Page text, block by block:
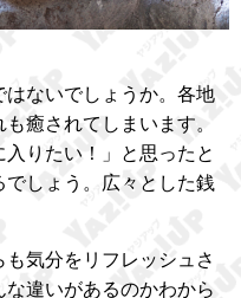
ないでしょうか。各地
癒されてしまいます。
りたい！」と思ったと
しょう。広々とした銭
気分をリフレッシュさ
違いがあるのかわから